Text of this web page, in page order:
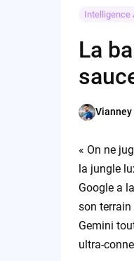
Intelligence
La
Posted
Vianney
« On ne
la jungle
Google a
son terrain
Gemini
ultra-